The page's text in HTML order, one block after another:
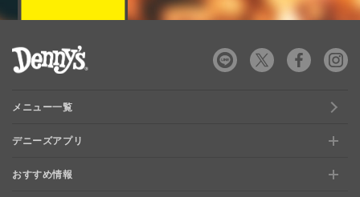
メニュー一覧
デニーズアプリ
新規登録、移行方法について
おすすめ情報